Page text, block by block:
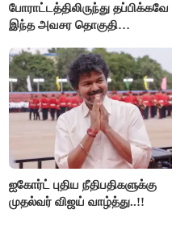
போராட்டத்திலிருந்து தப்பிக்கவே
இந்த அவசர தொகுதி
அரங்கேற்றுகிறார் முதலமைச்சர் -
திமுக ஐடி விங்..!!
ஐகோர்ட் புதிய நீதிபதிகளுக்கு
முதல்வர் விஜய் வாழ்த்து..!!